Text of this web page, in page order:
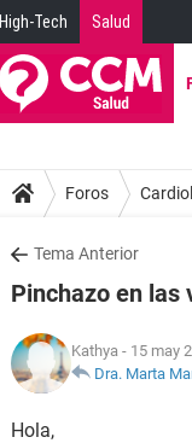
High-Tech Salud
Foros
Tema Anterior
Pinchazo en las
Kathya - 15 may
Dra. Marta
Hola,